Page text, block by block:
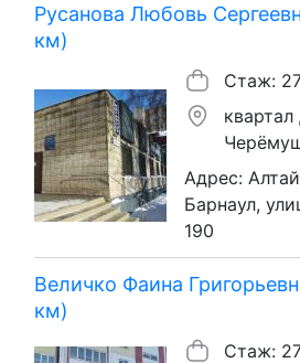
Русанова Любовь
км)
Стаж:
Адрес:
Барнаул,
190
Величко Фаина
км)
Стаж: